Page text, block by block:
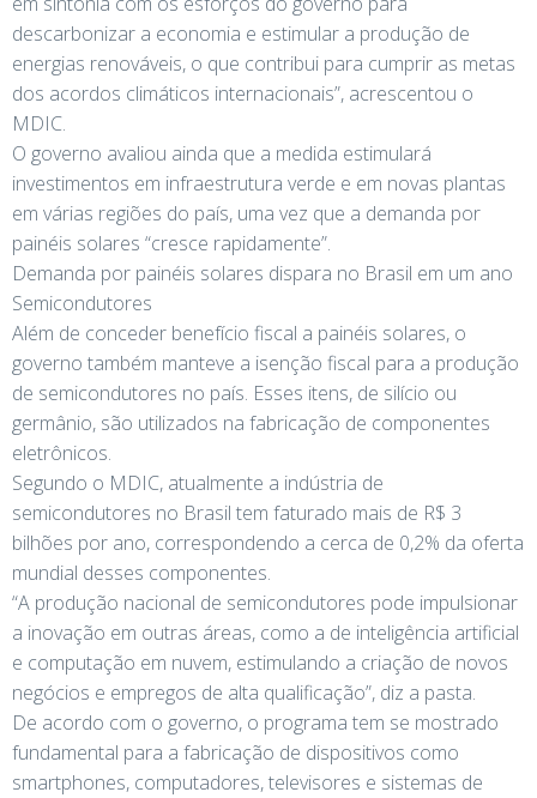
descarbonizar a economia e estimular a produção de
energias renováveis, o que contribui para cumprir as metas
dos acordos climáticos internacionais”, acrescentou o
MDIC.
O governo avaliou ainda que a medida estimulará
investimentos em infraestrutura verde e em novas plantas
em várias regiões do país, uma vez que a demanda por
painéis solares “cresce rapidamente”.
Demanda por painéis solares dispara no Brasil em um ano
Semicondutores
Além de conceder benefício fiscal a painéis solares, o
governo também manteve a isenção fiscal para a produção
de semicondutores no país. Esses itens, de silício ou
germânio, são utilizados na fabricação de componentes
eletrônicos.
Segundo o MDIC, atualmente a indústria de
semicondutores no Brasil tem faturado mais de R$ 3
bilhões por ano, correspondendo a cerca de 0,2% da oferta
mundial desses componentes.
“A produção nacional de semicondutores pode impulsionar
a inovação em outras áreas, como a de inteligência artificial
e computação em nuvem, estimulando a criação de novos
negócios e empregos de alta qualificação”, diz a pasta.
De acordo com o governo, o programa tem se mostrado
fundamental para a fabricação de dispositivos como
smartphones, computadores, televisores e sistemas de